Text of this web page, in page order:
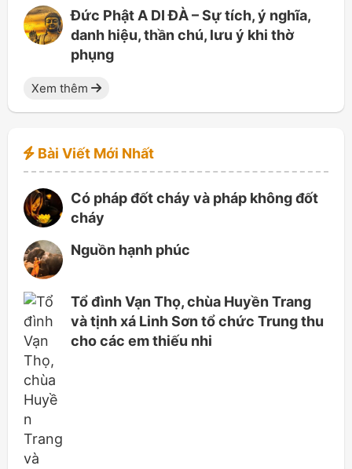
Đức Phật A DI ĐÀ – Sự tích, ý nghĩa,
danh hiệu, thần chú, lưu ý khi thờ
phụng
Xem thêm
Bài Viết Mới Nhất
Có pháp đốt cháy và pháp không đốt
cháy
Nguồn hạnh phúc
Tổ đình Vạn Thọ, chùa Huyền Trang
và tịnh xá Linh Sơn tổ chức Trung thu
cho các em thiếu nhi